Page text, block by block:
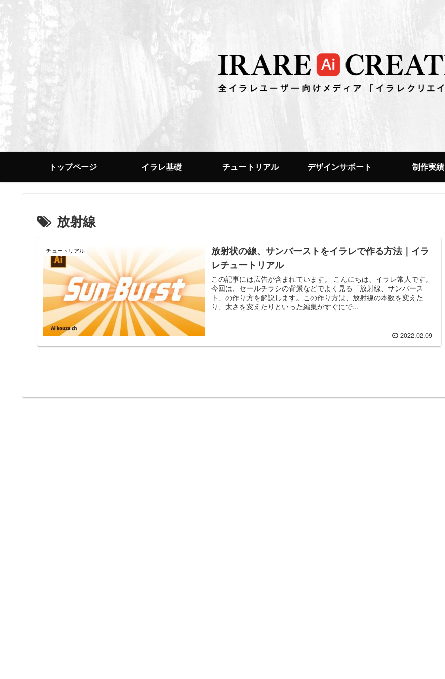
トップページ イラレ基礎 チュートリアル デザインサポート 制作実績
放射線
チュートリアル
放射状の線、サンバーストをイラレで作る方法｜イラ
レチュートリアル
この記事には広告が含まれています。 こんにちは、イラレ常人です。
今回は、セールチラシの背景などでよく見る「放射線、サンバース
ト」の作り方を解説します。この作り方は、放射線の本数を変えた
り、太さを変えたりといった編集がすぐにで...
2022.02.09